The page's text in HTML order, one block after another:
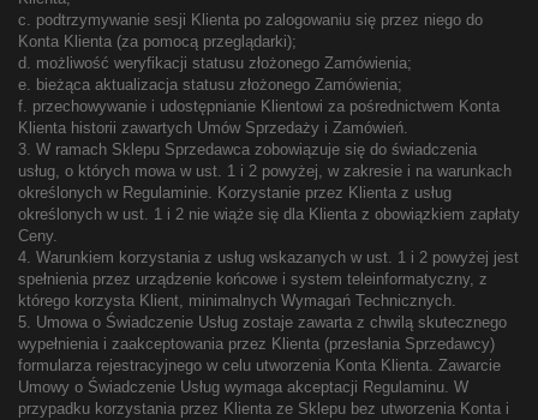
c. podtrzymywanie sesji Klienta po zalogowaniu się przez niego do
Konta Klienta (za pomocą przeglądarki);
d. możliwość weryfikacji statusu złożonego Zamówienia;
e. bieżąca aktualizacja statusu złożonego Zamówienia;
f. przechowywanie i udostępnianie Klientowi za pośrednictwem Konta
Klienta historii zawartych Umów Sprzedaży i Zamówień.
3. W ramach Sklepu Sprzedawca zobowiązuje się do świadczenia
usług, o których mowa w ust. 1 i 2 powyżej, w zakresie i na warunkach
określonych w Regulaminie. Korzystanie przez Klienta z usług
określonych w ust. 1 i 2 nie wiąże się dla Klienta z obowiązkiem zapłaty
Ceny.
4. Warunkiem korzystania z usług wskazanych w ust. 1 i 2 powyżej jest
spełnienia przez urządzenie końcowe i system teleinformatyczny, z
którego korzysta Klient, minimalnych Wymagań Technicznych.
5. Umowa o Świadczenie Usług zostaje zawarta z chwilą skutecznego
wypełnienia i zaakceptowania przez Klienta (przesłania Sprzedawcy)
formularza rejestracyjnego w celu utworzenia Konta Klienta. Zawarcie
Umowy o Świadczenie Usług wymaga akceptacji Regulaminu. W
przypadku korzystania przez Klienta ze Sklepu bez utworzenia Konta i